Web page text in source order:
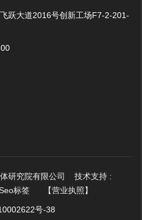
效更高；分层分区域散热
够帮助AI用户高效完成A
跃大道2016号创新工场F7-2-201-
研究院有限公司 技术支持 :
标签 【营业执照】
号-38